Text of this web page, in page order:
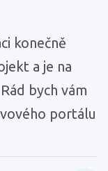
konečně
a je na
bych vám
portálu